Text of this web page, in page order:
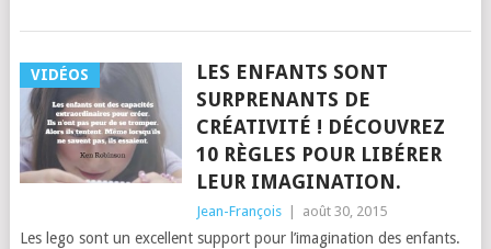
VIDÉOS
LES ENFANTS SONT
SURPRENANTS DE
CRÉATIVITÉ ! DÉCOUVREZ
10 RÈGLES POUR LIBÉRER
LEUR IMAGINATION.
Jean-François août 30, 2015
Les lego sont un excellent support pour l’imagination des enfants.